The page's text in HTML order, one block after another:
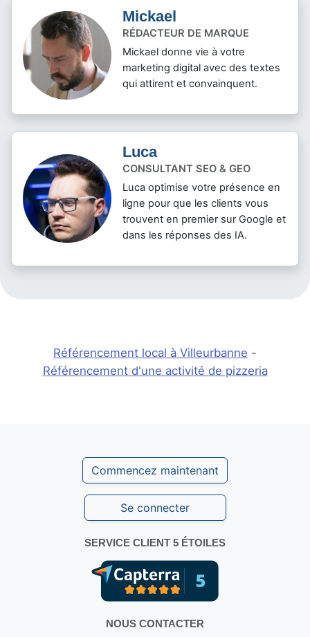
Mickael
RÉDACTEUR DE MARQUE
Mickael donne vie à votre
marketing digital avec des textes
qui attirent et convainquent.
Luca
CONSULTANT SEO & GEO
Luca optimise votre présence en
ligne pour que les clients vous
trouvent en premier sur Google et
dans les réponses des IA.
Référencement local à Villeurbanne -
Référencement d'une activité de pizzeria
Commencez maintenant
Se connecter
SERVICE CLIENT 5 ÉTOILES
NOUS CONTACTER